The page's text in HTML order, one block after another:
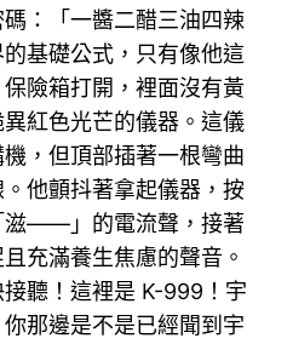
：「一醬二醋三油四辣
基礎公式，只有像他這
險箱打開，裡面沒有黃
紅色光芒的儀器。這儀
，但頂部插著一根彎曲
他顫抖著拿起儀器，按
滋——」的電流聲，接著
充滿養生焦慮的聲音。
接聽！這裡是 K-999！宇
那邊是不是已經聞到宇